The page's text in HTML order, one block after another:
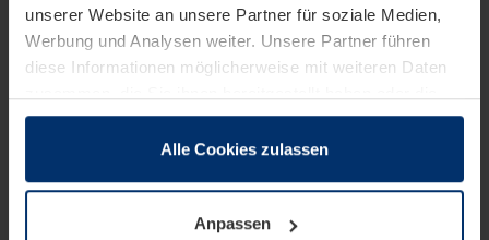
unserer Website an unsere Partner für soziale Medien,
Werbung und Analysen weiter. Unsere Partner führen
diese Informationen möglicherweise mit weiteren Daten
sie im Rahmen Ihrer Nutzung der Dienste gesammelt
wenn diese für den Betrieb dieser Seite unbedingt
notwendig sind. Für alle anderen Cookie-Typen benötigen
Alle Cookies zulassen
Anpassen